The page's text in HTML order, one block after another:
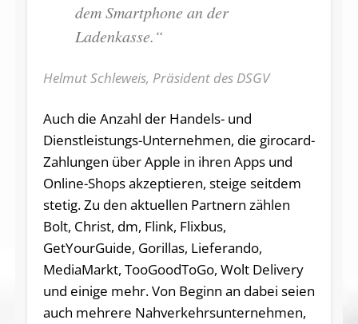
dem Smartphone an der
Ladenkasse.“
Helmut Schleweis, Präsident des DSGV
Auch die Anzahl der Handels- und
Dienstleistungs-Unternehmen, die girocard-
Zahlungen über Apple in ihren Apps und
Online-Shops akzeptieren, steige seitdem
stetig. Zu den aktuellen Partnern zählen
Bolt, Christ, dm, Flink, Flixbus,
GetYourGuide, Gorillas, Lieferando,
MediaMarkt, TooGoodToGo, Wolt Delivery
und einige mehr. Von Beginn an dabei seien
auch mehrere Nahverkehrsunternehmen,